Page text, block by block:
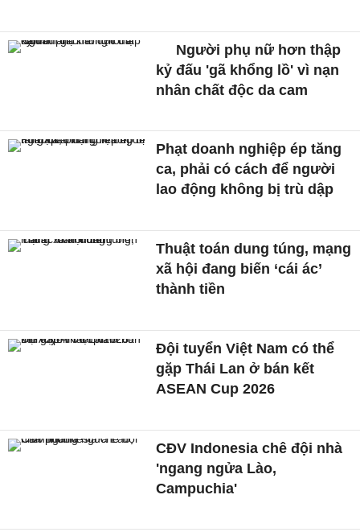
Người phụ nữ hơn thập
kỷ đấu 'gã khổng lồ' vì nạn
nhân chất độc da cam
Phạt doanh nghiệp ép tăng
ca, phải có cách để người
lao động không bị trù dập
Thuật toán dung túng, mạng
xã hội đang biến ‘cái ác’
thành tiền
Đội tuyển Việt Nam có thể
gặp Thái Lan ở bán kết
ASEAN Cup 2026
CĐV Indonesia chê đội nhà
'ngang ngửa Lào,
Campuchia'